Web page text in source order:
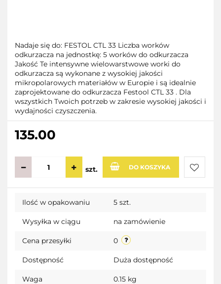
Nadaje się do: FESTOL CTL 33 Liczba worków
odkurzacza na jednostkę: 5 worków do odkurzacza
Jakość Te intensywne wielowarstwowe worki do
odkurzacza są wykonane z wysokiej jakości
mikropolarowych materiałów w Europie i są idealnie
zaprojektowane do odkurzacza Festool CTL 33 . Dla
wszystkich Twoich potrzeb w zakresie wysokiej jakości i
wydajności czyszczenia.
135.00
szt. DO KOSZYKA
Do
Ilość w opakowaniu 5 szt.
Wysyłka w ciągu na zamówienie
Cena przesyłki 0
Dostępność Duża dostępność
Waga 0.15 kg